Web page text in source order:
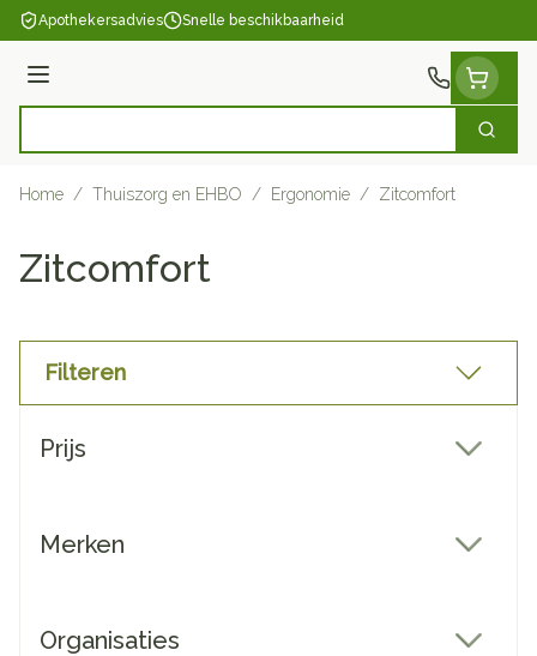
Ga naar de inhoud
Apothekersadvies Snelle beschikbaarheid
Menu
Zoek
Home / Thuiszorg en EHBO / Ergonomie / Zitcomfort
Zitcomfort
Filteren
Prijs
Merken
Organisaties